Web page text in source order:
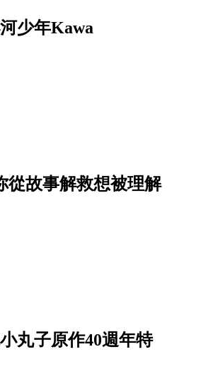
少年Kawa
從故事解救想被理解
丸子原作40週年特